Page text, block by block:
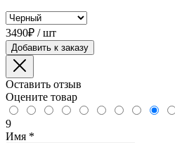
3490₽ / шт
Добавить к заказу
Оставить отзыв
Оцените товар
9
Имя *